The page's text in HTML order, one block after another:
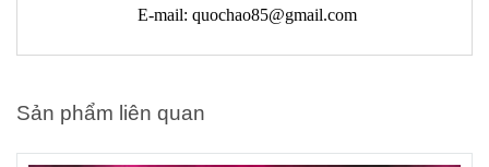
E-mail: quochao85@gmail.com
Sản phẩm liên quan